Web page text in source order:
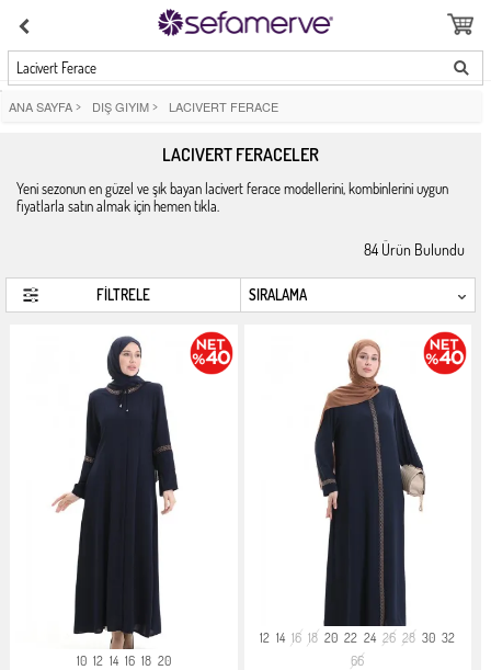
Lacivert Ferace
ANA SAYFA > DIŞ GIYIM > LACIVERT FERACE
LACIVERT FERACELER
Yeni sezonun en güzel ve şık bayan lacivert ferace modellerini, kombinlerini uygun
fiyatlarla satın almak için hemen tıkla.
84 Ürün Bulundu
FİLTRELE
10 12 14 16 18 20
12 14 16 18 20 22 24 26 28 30 32
66